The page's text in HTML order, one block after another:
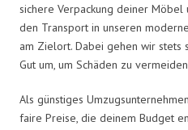
sichere Verpackung deiner Möbel
den Transport in unseren
am Zielort. Dabei gehen wir stets
Gut um, um Schäden zu
Als günstiges
faire Preise, die deinem Budget